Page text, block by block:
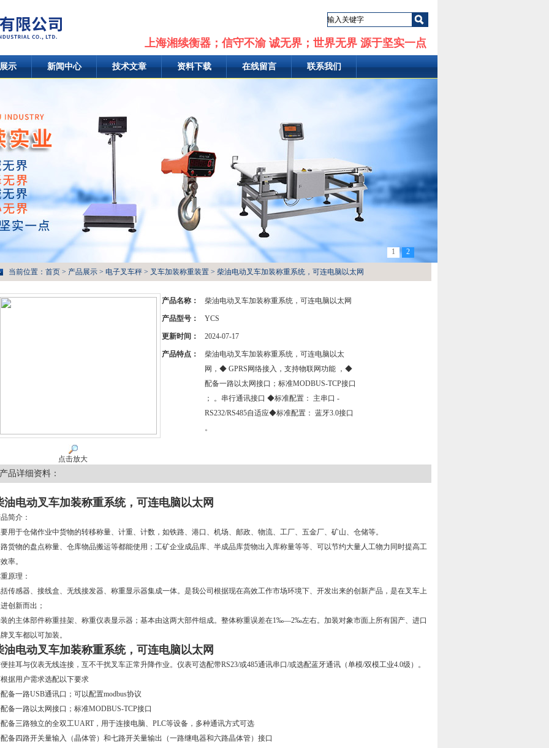
上海湘续衡器；信守不渝 诚无界；世界无界 源于坚实一点
示 新闻中心 技术文章 资料下载 在线留言 联系我们
1 2
当前位置： 首页 > 产品展示 > 电子叉车秤 > 叉车加装称重装置 > 柴油电动叉车加装称重系统，可连电脑以太网
点击放大
产品名称： 柴油电动叉车加装称重系统，可连电脑以太网
产品型号： YCS
更新时间： 2024-07-17
产品特点：
柴油电动叉车加装称重系统，可连电脑以太
网，◆ GPRS网络接入，支持物联网功能 ，◆
配备一路以太网接口；标准MODBUS-TCP接口
； 。串行通讯接口 ◆标准配置： 主串口 -
RS232/RS485自适应◆标准配置： 蓝牙3.0接口
。
产品详细资料：
油电动叉车加装称重系统，可连电脑以太网
简介：
用于仓储作业中货物的转移称量、计重、计数，如铁路、港口、机场、邮政、物流、工厂、五金厂、矿山、仓储等。
货物的盘点称量、仓库物品搬运等都能使用；工矿企业成品库、半成品库货物出入库称量等等、可以节约大量人工物力同时提高工
率。
原理：
传感器、接线盒、无线接发器、称重显示器集成一体。是我公司根据现在高效工作市场环境下、开发出来的创新产品，是在叉车上
创新而出；
的主体部件称重挂架、称重仪表显示器；基本由这两大部件组成。整体称重误差在1‰—2‰左右。加装对象市面上所有国产、进口
叉车都以可加装。
油电动叉车加装称重系统，可连电脑以太网
挂耳与仪表无线连接，互不干扰叉车正常升降作业。仪表可选配带RS23/或485通讯串口/或选配蓝牙通讯（单模/双模工业4.0级）。
据用户需求选配以下要求
备一路USB通讯口；可以配置modbus协议
备一路以太网接口；标准MODBUS-TCP接口
备三路独立的全双工UART，用于连接电脑、PLC等设备，多种通讯方式可选
备四路开关量输入（晶体管）和七路开关量输出（一路继电器和六路晶体管）接口